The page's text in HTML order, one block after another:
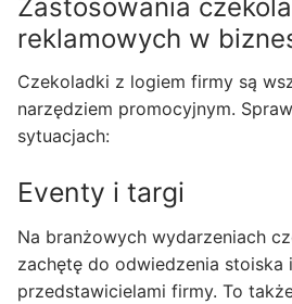
Zastosowania
reklamowych w
Czekoladki z logiem firmy są
narzędziem promocyjnym.
sytuacjach:
Eventy i targi
Na branżowych wydarzeniach
zachętę do odwiedzenia stoiska
przedstawicielami firmy. To